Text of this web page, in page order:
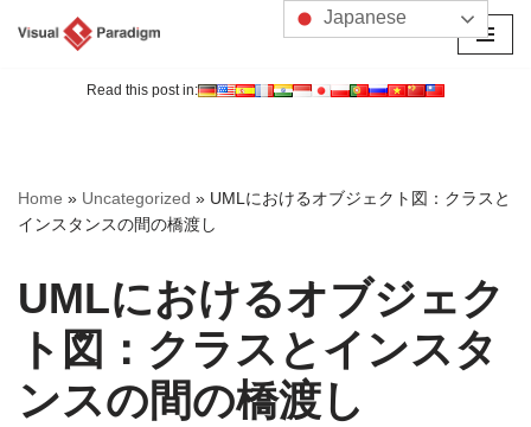
へ
ス
プ
Read this post in:
Home » Uncategorized » UMLにおけるオブジェクト図：クラスと
インスタンスの間の橋渡し
UMLにおけるオブジェク
ト図：クラスとインスタ
ンスの間の橋渡し
Japanese